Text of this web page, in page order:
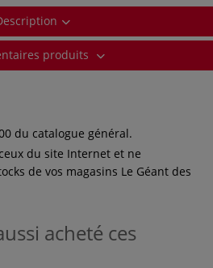
produits
du catalogue général.
du site Internet et ne
de vos magasins Le Géant des
acheté ces